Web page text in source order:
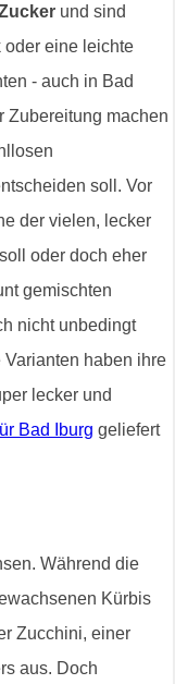
und sind
oder eine leichte
- auch in Bad
Zubereitung machen
soll. Vor
der vielen, lecker
oder doch eher
gemischten
nicht unbedingt
haben ihre
lecker und
Bad Iburg geliefert
Während die
Kürbis
Zucchini, einer
aus. Doch